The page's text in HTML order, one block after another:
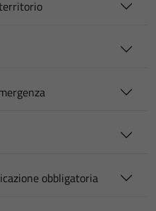
obbligatoria